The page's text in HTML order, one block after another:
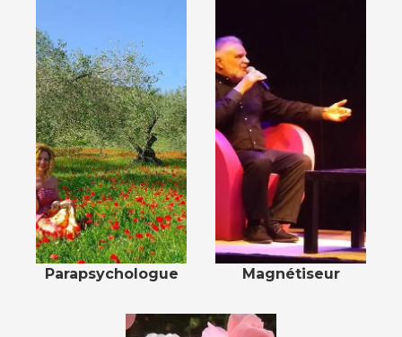
Parapsychologue Magnétiseur